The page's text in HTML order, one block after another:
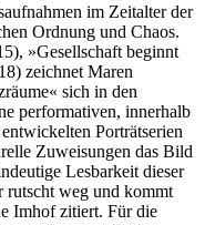
im Zeitalter der
Ordnung und Chaos.
»Gesellschaft beginnt
zeichnet Maren
sich in den
performativen, innerhalb
Porträtserien
Zuweisungen das Bild
Lesbarkeit dieser
rutscht weg und kommt
Imhof zitiert. Für die